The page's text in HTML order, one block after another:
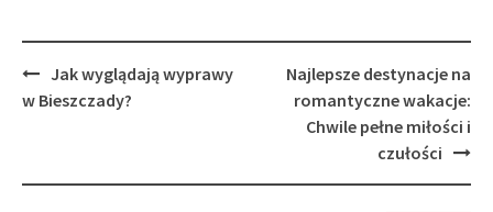
Post
navigation
Jak wyglądają wyprawy
w Bieszczady?
Najlepsze destynacje na
romantyczne wakacje:
Chwile pełne miłości i
czułości